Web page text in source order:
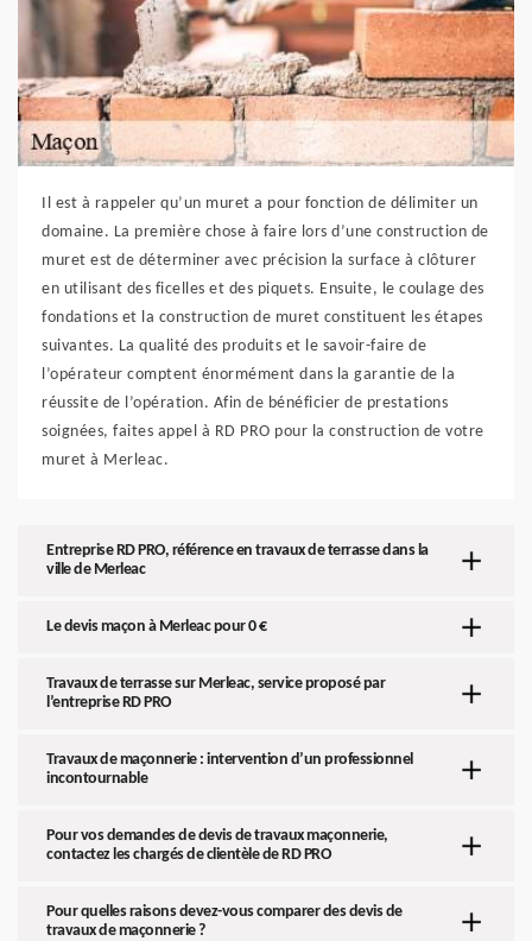
Il est à rappeler qu’un muret a pour fonction de délimiter un
domaine. La première chose à faire lors d’une construction de
muret est de déterminer avec précision la surface à clôturer
en utilisant des ficelles et des piquets. Ensuite, le coulage des
fondations et la construction de muret constituent les étapes
suivantes. La qualité des produits et le savoir-faire de
l’opérateur comptent énormément dans la garantie de la
réussite de l’opération. Afin de bénéficier de prestations
soignées, faites appel à RD PRO pour la construction de votre
muret à Merleac.
Entreprise RD PRO, référence en travaux de terrasse dans la
ville de Merleac
Le devis maçon à Merleac pour 0 €
Travaux de terrasse sur Merleac, service proposé par
l’entreprise RD PRO
Travaux de maçonnerie : intervention d’un professionnel
incontournable
Pour vos demandes de devis de travaux maçonnerie,
contactez les chargés de clientèle de RD PRO
Pour quelles raisons devez-vous comparer des devis de
travaux de maçonnerie ?